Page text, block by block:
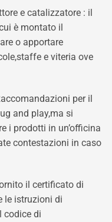
e catalizzatore : il
è montato il
o apportare
e viteria ove
per il
and play,ma si
i prodotti in un’officina
contestazioni in caso
il certificato di
le istruzioni di
codice di